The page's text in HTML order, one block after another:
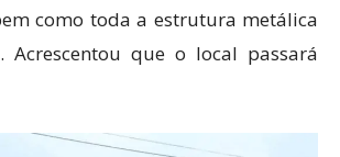
como toda a estrutura metálica
Acrescentou que o local passará